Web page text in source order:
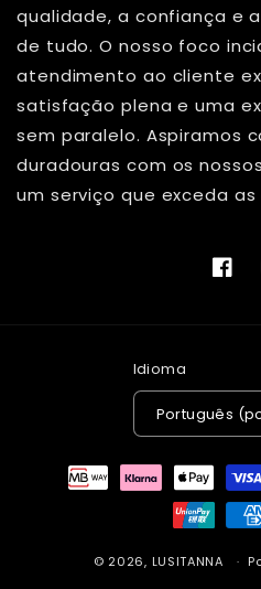
qualidade, a confiança e
de tudo. O nosso foco
atendimento ao cliente
satisfação plena e uma
sem paralelo. Aspiramos
duradouras com os
um serviço que exceda
Idioma
Português
Métodos
© 2026, LUSITANNA